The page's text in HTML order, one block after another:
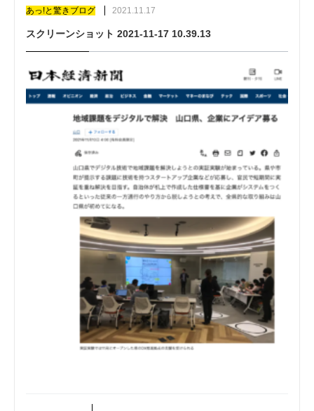
あっ!と驚きブログ 2021.11.17
スクリーンショット 2021-11-17 10.39.13